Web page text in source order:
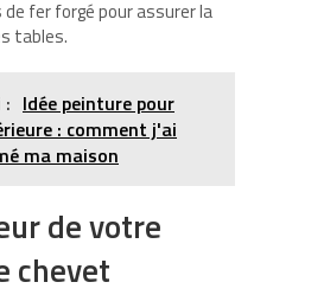
fer forgé pour assurer la
tables.
: Idée peinture pour
: comment j'ai
ma maison
de votre
chevet